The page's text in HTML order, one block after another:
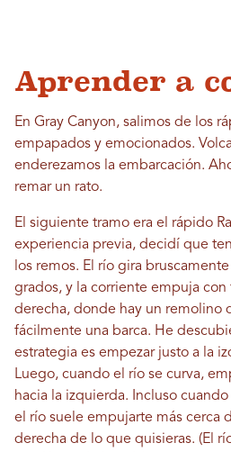
Aprender a
En Gray Canyon, salimos de los
empapados y emocionados.
enderezamos la embarcación.
remar un rato.
El siguiente tramo era el rápido
experiencia previa, decidí que
los remos. El río gira
grados, y la corriente empuja con
derecha, donde hay un remolino
fácilmente una barca. He
estrategia es empezar justo a la
Luego, cuando el río se curva,
hacia la izquierda. Incluso
el río suele empujarte más cerca
derecha de lo que quisieras. (El